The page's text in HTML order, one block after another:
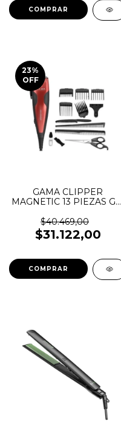
23%
OFF
GAMA CLIPPER
MAGNETIC 13 PIEZAS GM
$40.469,00
$31.122,00